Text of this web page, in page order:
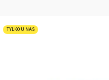
TYLKO U NAS